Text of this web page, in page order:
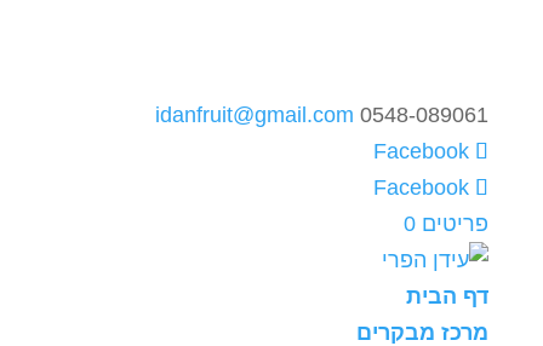
0548-089061
idanfruit@gmail.com
פריטים 0
דף הבית
מרכז מבקרים